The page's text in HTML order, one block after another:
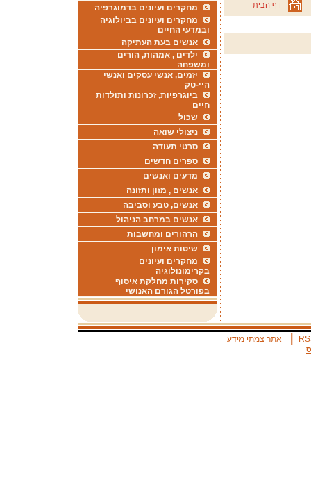
דף הבית
מחקרים ועיונים בדמוגרפיה
מחקרים ועיונים בביולוגיה
ובמדעי החיים
אנשים בעת העתיקה
ילדים , אמהות, הורים
ומשפחה
יזמים, אנשי עסקים ואנשי
היי-טק
ביוגרפיות, זכרונות ותולדות
חיים
שכול
ניצולי שואה
סרטי תעודה
ספרים חדשים
מדעים ואנשים
אנשים , מזון ותזונה
אנשים, טבע וסביבה
אנשים במרחב הניהול
הרהורים ומחשבות
שיטות אימון
מחקרים ועיונים
בקרימונולוגיה
סקירות מחלקת איסוף
בפורטל הגורם האנושי
אתר צמתי מידע